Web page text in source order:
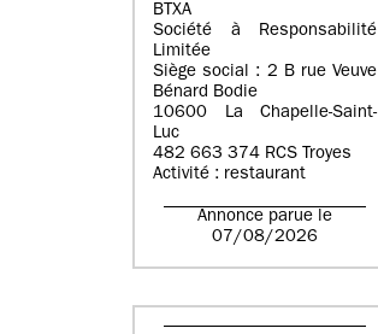
BTXA
Société à Responsabilité
Limitée
Siège social : 2 B rue Veuve
Bénard Bodie
10600 La Chapelle-Saint-
Luc
482 663 374 RCS Troyes
Activité : restaurant
Annonce parue le
07/08/2026